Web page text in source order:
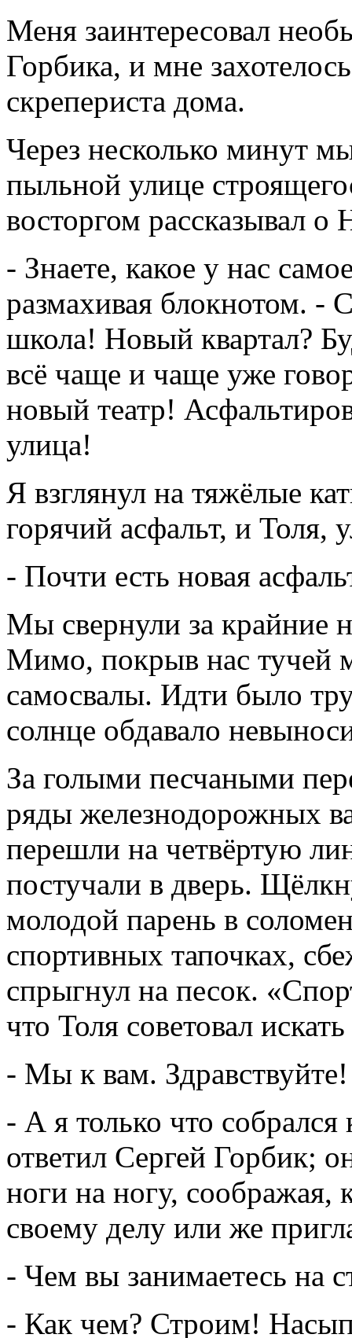
Меня заинтересовал
Горбика, и мне
скрепериста дома.
Через несколько минут
пыльной улице
восторгом рассказывал о
- Знаете, какое у нас
размахивая блокнотом. -
школа! Новый квартал?
всё чаще и чаще уже
новый театр!
улица!
Я взглянул на тяжёлые
горячий асфальт, и Толя,
- Почти есть новая
Мы свернули за крайние
Мимо, покрыв нас тучей
самосвалы. Идти было
солнце обдавало
За голыми песчаными
ряды железнодорожных
перешли на четвёртую
постучали в дверь.
молодой парень в
спортивных тапочках,
спрыгнул на песок.
что Толя советовал
- Мы к вам. Здравствуйте!
- А я только что
ответил Сергей Горбик;
ноги на ногу, соображая,
своему делу или же
- Чем вы занимаетесь на
- Как чем? Строим!